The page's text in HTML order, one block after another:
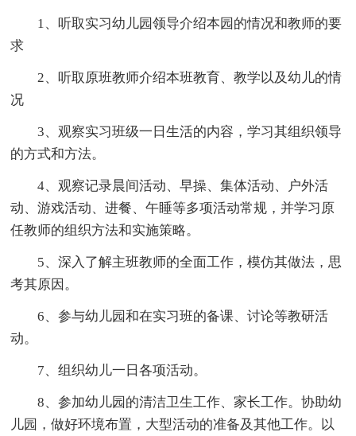
1、听取实习幼儿园领导介绍本园的情况和教师的要
求
2、听取原班教师介绍本班教育、教学以及幼儿的情
况
3、观察实习班级一日生活的内容，学习其组织领导
的方式和方法。
4、观察记录晨间活动、早操、集体活动、户外活
动、游戏活动、进餐、午睡等多项活动常规，并学习原
任教师的组织方法和实施策略。
5、深入了解主班教师的全面工作，模仿其做法，思
考其原因。
6、参与幼儿园和在实习班的备课、讨论等教研活
动。
7、组织幼儿一日各项活动。
8、参加幼儿园的清洁卫生工作、家长工作。协助幼
儿园，做好环境布置，大型活动的准备及其他工作。以